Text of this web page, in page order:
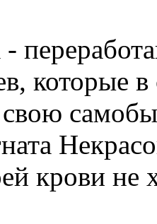
которые
свою
крови не